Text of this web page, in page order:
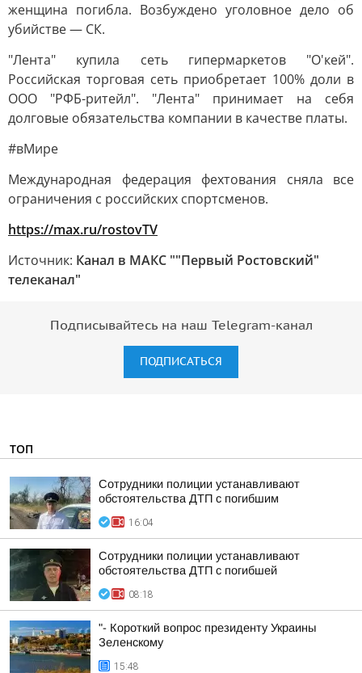
женщина погибла. Возбуждено уголовное дело об
убийстве — СК.
"Лента" купила сеть гипермаркетов "О'кей".
Российская торговая сеть приобретает 100% доли в
ООО "РФБ-ритейл". "Лента" принимает на себя
долговые обязательства компании в качестве платы.
#вМире
Международная федерация фехтования сняла все
ограничения с российских спортсменов.
https://max.ru/rostovTV
Источник: Канал в МАКС ""Первый Ростовский"
телеканал"
Подписывайтесь на наш Telegram-канал
ПОДПИСАТЬСЯ
ТОП
Сотрудники полиции устанавливают
обстоятельства ДТП с погибшим
16:04
Сотрудники полиции устанавливают
обстоятельства ДТП с погибшей
08:18
"- Короткий вопрос президенту Украины
Зеленскому
15:48